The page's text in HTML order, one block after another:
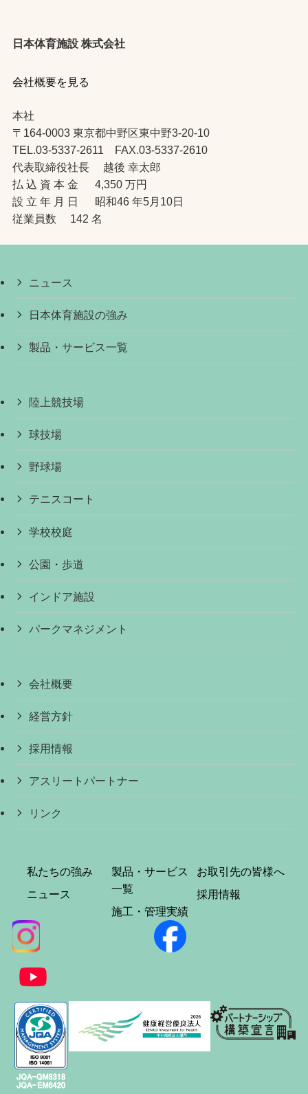
日本体育施設 株式会社
会社概要を見る
本社
〒164-0003 東京都中野区東中野3-20-10
TEL.03-5337-2611 FAX.03-5337-2610
代表取締役社長 越後 幸太郎
払 込 資 本 金 4,350 万円
設 立 年 月 日 昭和46 年5月10日
従業員数 142 名
ニュース
日本体育施設の強み
製品・サービス一覧
陸上競技場
球技場
野球場
テニスコート
学校校庭
公園・歩道
インドア施設
パークマネジメント
会社概要
経営方針
採用情報
アスリートパートナー
リンク
私たちの強み
ニュース
製品・サービス
一覧
施工・管理実績
お取引先の皆様へ
採用情報